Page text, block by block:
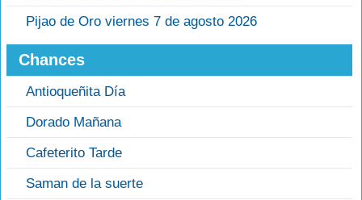
Pijao de Oro viernes 7 de agosto 2026
Chances
Antioqueñita Día
Dorado Mañana
Cafeterito Tarde
Saman de la suerte